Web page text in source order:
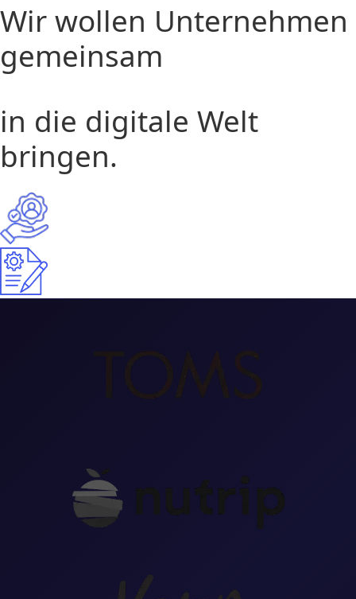
Wir wollen Unternehmen
gemeinsam
in die digitale Welt
bringen.